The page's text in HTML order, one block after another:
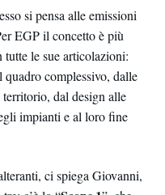
si pensa alle emissioni
EGP il concetto è più
le sue articolazioni:
complessivo, dalle
dal design alle
impianti e al loro fine
ci spiega Giovanni,